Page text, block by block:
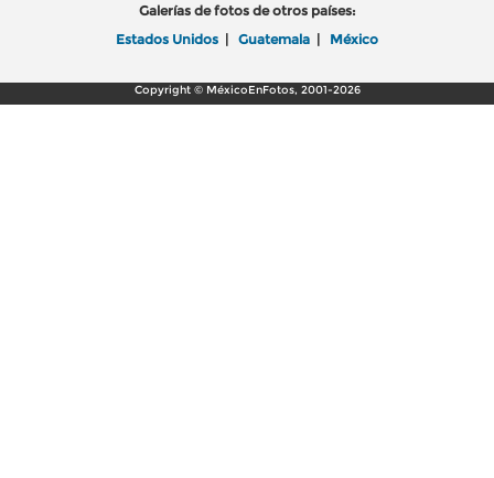
Galerías de fotos de otros países:
Estados Unidos | Guatemala | México
Copyright © MéxicoEnFotos, 2001-2026